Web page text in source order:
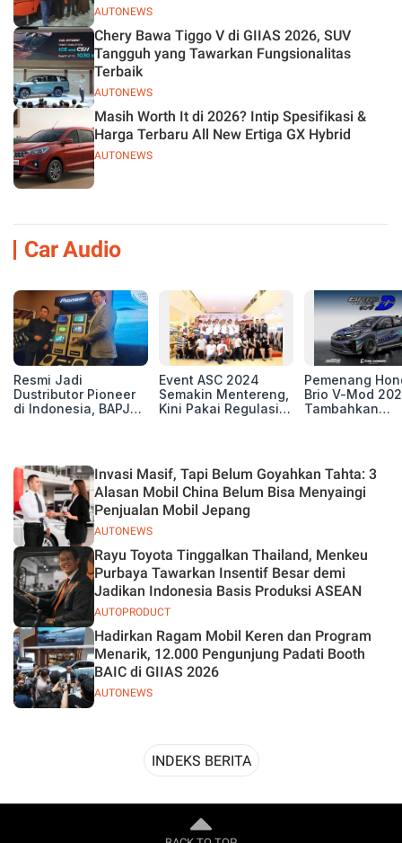
AUTONEWS
AUTONEWS
Chery Bawa Tiggo V di GIIAS 2026, SUV
Tangguh yang Tawarkan Fungsionalitas
Terbaik
AUTONEWS
Masih Worth It di 2026? Intip Spesifikasi &
Harga Terbaru All New Ertiga GX Hybrid
Car Audio
Resmi Jadi
Dustributor Pioneer
di Indonesia, BAPJ
Event ASC 2024
Semakin Mentereng,
Kini Pakai Regulasi
Pemenang
Brio V-Mod
Tambahkan
AUTONEWS
Invasi Masif, Tapi Belum Goyahkan Tahta: 3
Alasan Mobil China Belum Bisa Menyaingi
Penjualan Mobil Jepang
AUTOPRODUCT
Rayu Toyota Tinggalkan Thailand, Menkeu
Purbaya Tawarkan Insentif Besar demi
Jadikan Indonesia Basis Produksi ASEAN
AUTONEWS
Hadirkan Ragam Mobil Keren dan Program
Menarik, 12.000 Pengunjung Padati Booth
BAIC di GIIAS 2026
INDEKS BERITA